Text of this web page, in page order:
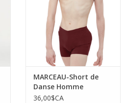
MARCEAU-Short de
Danse Homme
36,00$CA